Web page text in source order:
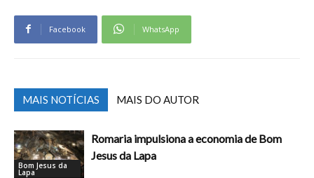
Facebook WhatsApp
MAIS NOTÍCIAS MAIS DO AUTOR
Bom Jesus da
Lapa
Romaria impulsiona a economia de Bom
Jesus da Lapa